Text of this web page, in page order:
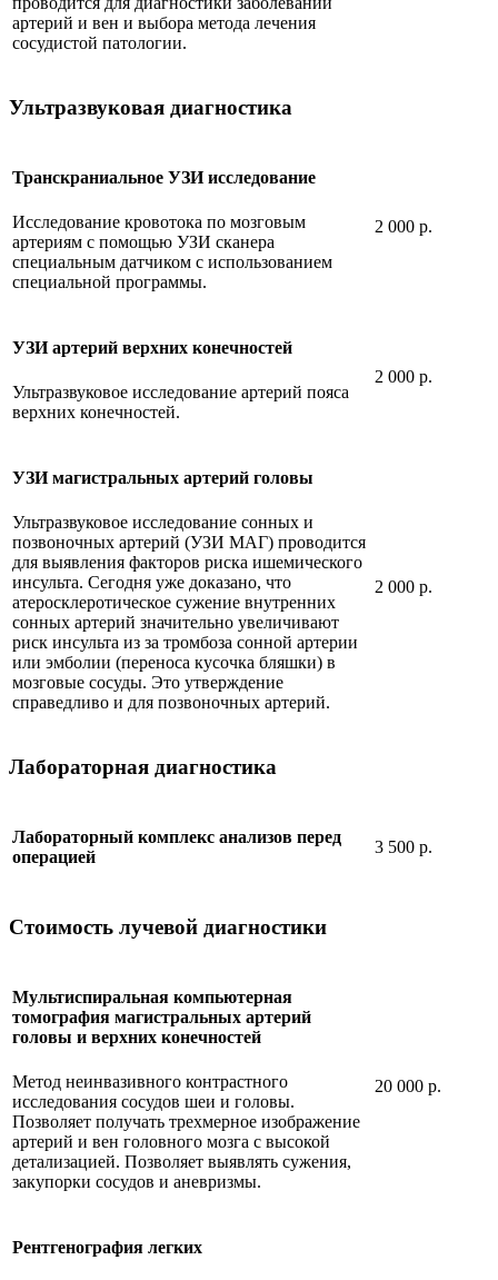
артерий и вен и выбора метода лечения
сосудистой патологии.
Ультразвуковая диагностика
Транскраниальное УЗИ исследование
Исследование кровотока по мозговым
артериям с помощью УЗИ сканера
специальным датчиком с использованием
специальной программы.
2 000 р.
УЗИ артерий верхних конечностей
Ультразвуковое исследование артерий пояса
верхних конечностей.
2 000 р.
УЗИ магистральных артерий головы
Ультразвуковое исследование сонных и
позвоночных артерий (УЗИ МАГ) проводится
для выявления факторов риска ишемического
инсульта. Сегодня уже доказано, что
атеросклеротическое сужение внутренних
сонных артерий значительно увеличивают
риск инсульта из за тромбоза сонной артерии
или эмболии (переноса кусочка бляшки) в
мозговые сосуды. Это утверждение
справедливо и для позвоночных артерий.
2 000 р.
Лабораторная диагностика
Лабораторный комплекс анализов перед
операцией
3 500 р.
Стоимость лучевой диагностики
Мультиспиральная компьютерная
томография магистральных артерий
головы и верхних конечностей
Метод неинвазивного контрастного
исследования сосудов шеи и головы.
Позволяет получать трехмерное изображение
артерий и вен головного мозга с высокой
детализацией. Позволяет выявлять сужения,
закупорки сосудов и аневризмы.
20 000 р.
Рентгенография легких